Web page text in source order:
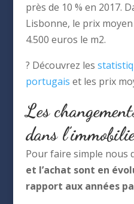
près de 10 % en 2017.
Lisbonne, le prix
4.500 euros le m2.
? Découvrez les
portugais et les prix
Les
dans
Pour faire simple nous
et l’achat sont en
rapport aux années